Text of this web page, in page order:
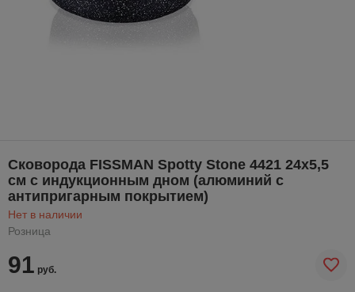
Cковорода FISSMAN Spotty Stone 4421 24x5,5
см с индукционным дном (алюминий с
антипригарным покрытием)
Нет в наличии
Розница
91 руб.